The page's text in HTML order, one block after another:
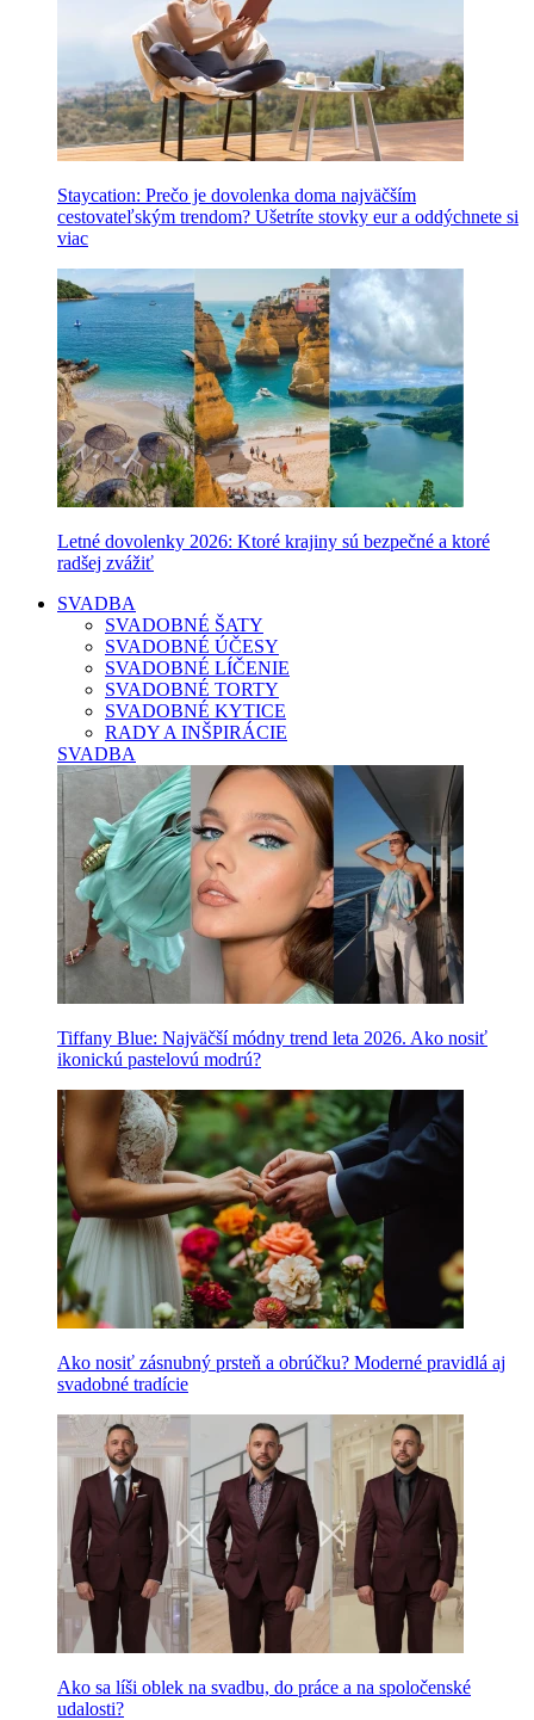
Staycation: Prečo je dovolenka doma najväčším
cestovateľským trendom? Ušetríte stovky eur a oddýchnete si
viac
Letné dovolenky 2026: Ktoré krajiny sú bezpečné a ktoré
radšej zvážiť
SVADBA
SVADOBNÉ ŠATY
SVADOBNÉ ÚČESY
SVADOBNÉ LÍČENIE
SVADOBNÉ TORTY
SVADOBNÉ KYTICE
RADY A INŠPIRÁCIE
SVADBA
Tiffany Blue: Najväčší módny trend leta 2026. Ako nosiť
ikonickú pastelovú modrú?
Ako nosiť zásnubný prsteň a obrúčku? Moderné pravidlá aj
svadobné tradície
Ako sa líši oblek na svadbu, do práce a na spoločenské
udalosti?